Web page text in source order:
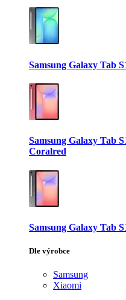
Samsung Galaxy Tab
Samsung Galaxy Tab
Coralred
Samsung Galaxy Tab
Dle výrobce
Samsung
Xiaomi